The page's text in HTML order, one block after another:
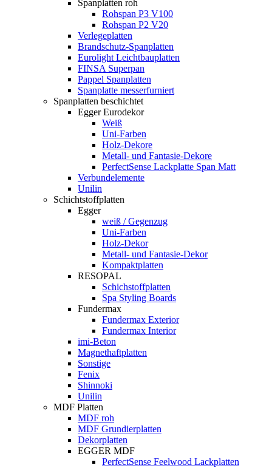
Spanplatten roh
Rohspan P3 V100
Rohspan P2 V20
Verlegeplatten
Brandschutz-Spanplatten
Eurolight Leichtbauplatten
FINSA Superpan
Pappel Spanplatten
Spanplatte messerfurniert
Spanplatten beschichtet
Egger Eurodekor
Weiß
Uni-Farben
Holz-Dekore
Metall- und Fantasie-Dekore
PerfectSense Lackplatte Span Matt
Verbundelemente
Unilin
Schichtstoffplatten
Egger
weiß / Gegenzug
Uni-Farben
Holz-Dekor
Metall- und Fantasie-Dekor
Kompaktplatten
RESOPAL
Schichstoffplatten
Spa Styling Boards
Fundermax
Fundermax Exterior
Fundermax Interior
imi-Beton
Magnethaftplatten
Sonstige
Fenix
Shinnoki
Unilin
MDF Platten
MDF roh
MDF Grundierplatten
Dekorplatten
EGGER MDF
PerfectSense Feelwood Lackplatten